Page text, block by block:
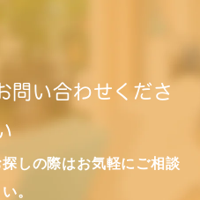
問い合わせくださ
しの際はお気軽にご相談
。